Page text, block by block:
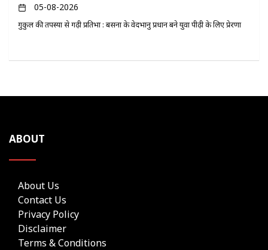
05-08-2026
गुरुकुल की तपस्या से गढ़ी प्रतिभा : बसना के वेदभानु प्रधान बने युवा पीढ़ी के लिए प्रेरणा
ABOUT
About Us
Contact Us
Privacy Policy
Disclaimer
Terms & Conditions